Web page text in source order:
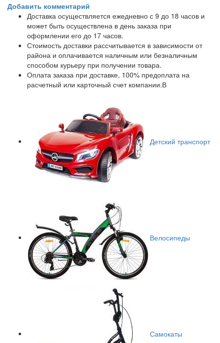
Добавить комментарий
Доставка осуществляется ежедневно с 9 до 18 часов и
может быть осуществлена в день заказа при
оформлении его до 17 часов.
Стоимость доставки рассчитывается в зависимости от
района и оплачивается наличным или безналичным
способом курьеру при получении товара.
Оплата заказа при доставке, 100% предоплата на
расчетный или карточный счет компании.В
Детский транспорт
Велосипеды
Самокаты